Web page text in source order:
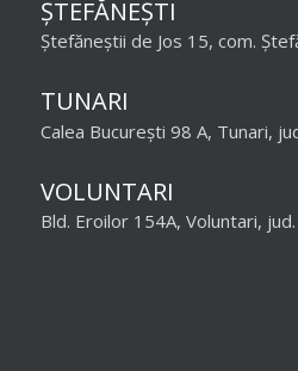
ȘTEFĂNEȘTI
Ștefăneștii de Jos 15, com.
TUNARI
Calea București 98 A, Tunari,
VOLUNTARI
Bld. Eroilor 154A, Voluntari,